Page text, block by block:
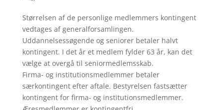
Størrelsen af de personlige medlemmers kontingent
vedtages af generalforsamlingen.
Uddannelsessøgende og seniorer betaler halvt
kontingent. I det år et medlem fylder 63 år, kan det
vælge at overgå til seniormedlemsskab.
Firma- og institutionsmedlemmer betaler
særkontingent efter aftale. Bestyrelsen fastsætter
kontingent for firma- og institutionsmedlemmer.